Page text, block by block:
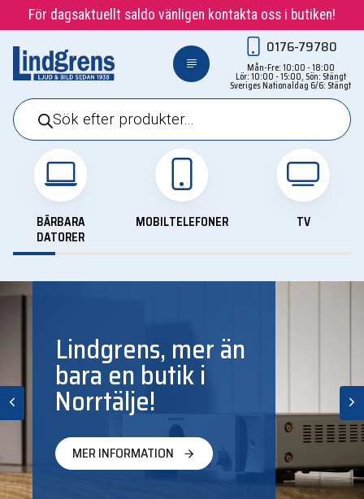
För dagsaktuellt saldo vänligen kontakta oss i butiken!
Products
search
0176-79780
Mån-Fre: 10:00 - 18:00
Lör: 10:00 - 15:00, Sön: Stängt
Sveriges Nationaldag 6/6: Stängt
BÄRBARA
DATORER
MOBILTELEFONER TV
Lindgrens, mer än
bara en butik i
Norrtälje!
MER INFORMATION